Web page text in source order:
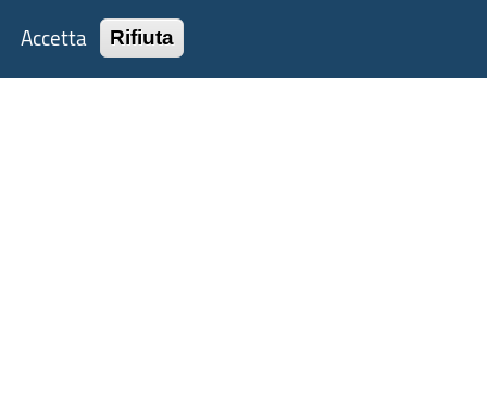
Copyright © 2017 Città metropolitana di Genova |
CF: 80007350103
Accetta
Rifiuta